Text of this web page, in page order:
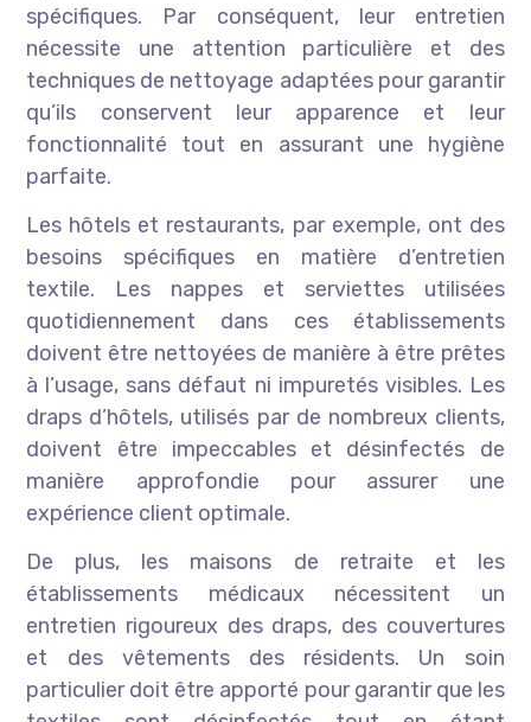
spécifiques. Par conséquent, leur entretien
nécessite une attention particulière et des
techniques de nettoyage adaptées pour garantir
qu’ils conservent leur apparence et leur
fonctionnalité tout en assurant une hygiène
parfaite.
Les hôtels et restaurants, par exemple, ont des
besoins spécifiques en matière d’entretien
textile. Les nappes et serviettes utilisées
quotidiennement dans ces établissements
doivent être nettoyées de manière à être prêtes
à l’usage, sans défaut ni impuretés visibles. Les
draps d’hôtels, utilisés par de nombreux clients,
doivent être impeccables et désinfectés de
manière approfondie pour assurer une
expérience client optimale.
De plus, les maisons de retraite et les
établissements médicaux nécessitent un
entretien rigoureux des draps, des couvertures
et des vêtements des résidents. Un soin
particulier doit être apporté pour garantir que les